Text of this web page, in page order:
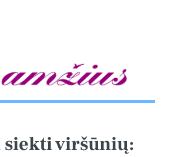
siekti viršūnių: